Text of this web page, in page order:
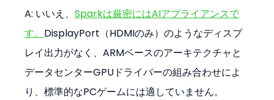
A: いいえ、Sparkは厳密にはAIアプライアンスで
す。 DisplayPort（HDMIのみ）のようなディスプ
レイ出力がなく、ARMベースのアーキテクチャと
データセンターGPUドライバーの組み合わせによ
り、標準的なPCゲームには適していません。